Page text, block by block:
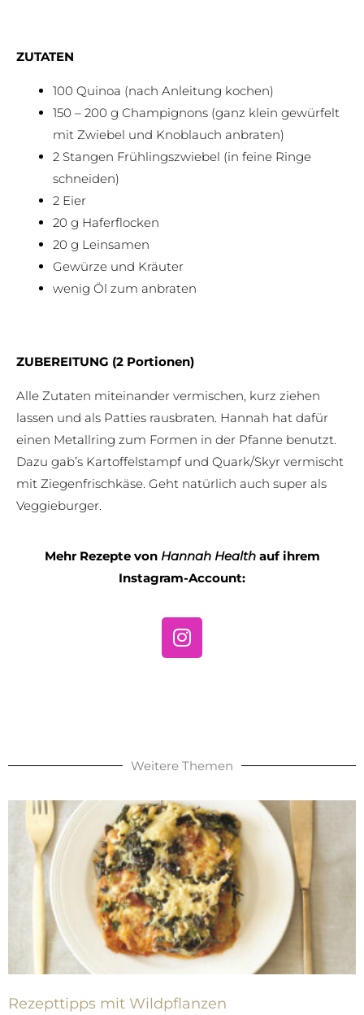
ZUTATEN
100 Quinoa (nach Anleitung kochen)
150 – 200 g Champignons (ganz klein gewürfelt
mit Zwiebel und Knoblauch anbraten)
2 Stangen Frühlingszwiebel (in feine Ringe
schneiden)
2 Eier
20 g Haferflocken
20 g Leinsamen
Gewürze und Kräuter
wenig Öl zum anbraten
ZUBEREITUNG (2 Portionen)
Alle Zutaten miteinander vermischen, kurz ziehen
lassen und als Patties rausbraten. Hannah hat dafür
einen Metallring zum Formen in der Pfanne benutzt.
Dazu gab’s Kartoffelstampf und Quark/Skyr vermischt
mit Ziegenfrischkäse. Geht natürlich auch super als
Veggieburger.
Mehr Rezepte von Hannah Healthauf ihrem
Instagram-Account:
I
n
a
Weitere Themen
Rezepttipps mit Wildpflanzen